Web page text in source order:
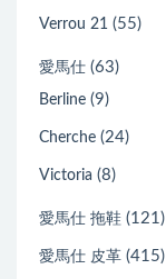
Verrou 21 (55)
愛馬仕 (63)
Berline (9)
Cherche (24)
Victoria (8)
愛馬仕 拖鞋 (121)
愛馬仕 皮革 (415)